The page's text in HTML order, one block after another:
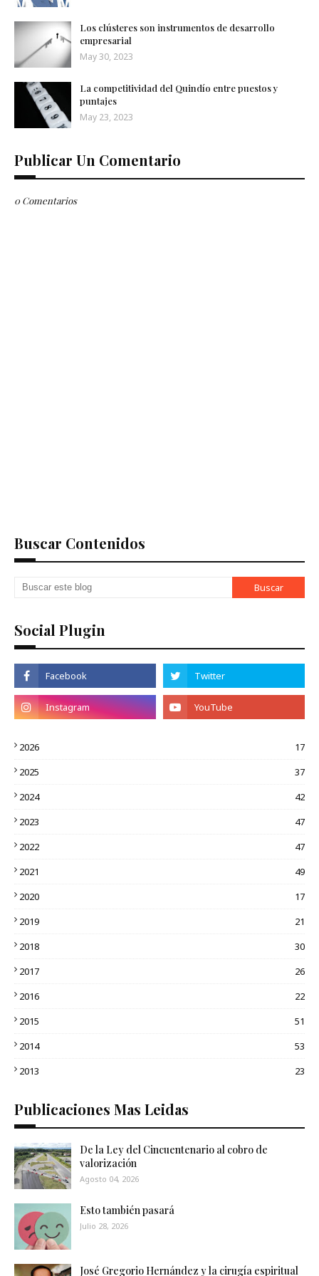
Los clústeres son instrumentos de desarrollo
empresarial
May 30, 2023
La competitividad del Quindío entre puestos y
puntajes
May 23, 2023
Publicar Un Comentario
0 Comentarios
Buscar Contenidos
Social Plugin
2026
17
2025
37
2024
42
2023
47
2022
47
2021
49
2020
17
2019
21
2018
30
2017
26
2016
22
2015
51
2014
53
2013
23
Publicaciones Mas Leidas
De la Ley del Cincuentenario al cobro de
valorización
Agosto 04, 2026
Esto también pasará
Julio 28, 2026
José Gregorio Hernández y la cirugía espiritual